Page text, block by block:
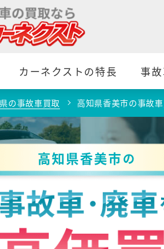
カーネクストの特長 事
の事故車買取 高知県香美市の事故
高知県香美市の